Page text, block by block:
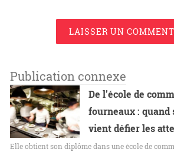
LAISSER UN
Publication connexe
De l’école de
fourneaux : quand
vient défier les
Elle obtient son diplôme dans une école de